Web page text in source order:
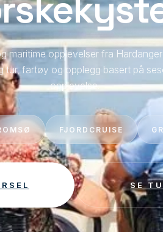
maritime opplevelser fra
tur, fartøy og opplegg basert på
opplevelse.
FJORDCRUISE
SE